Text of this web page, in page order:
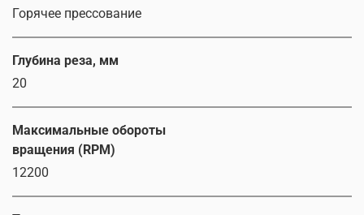
Горячее прессование
Глубина реза, мм
20
Максимальные обороты
вращения (RPM)
12200